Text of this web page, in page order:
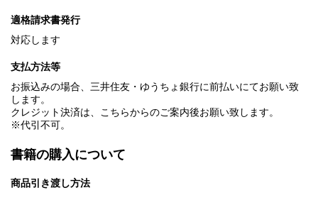
適格請求書発行
対応します
支払方法等
お振込みの場合、三井住友・ゆうちょ銀行に前払いにてお願い致
します。
クレジット決済は、こちらからのご案内後お願い致します。
※代引不可。
書籍の購入について
商品引き渡し方法